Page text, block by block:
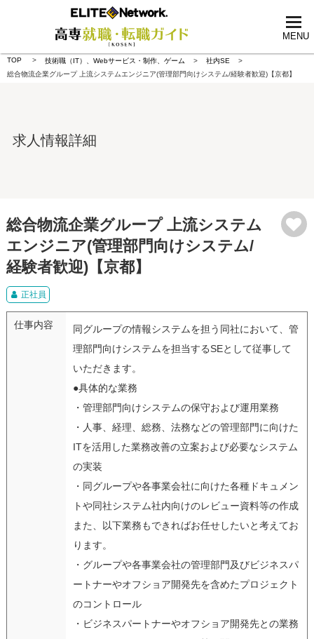
MENU
TOP 技術職（IT）、Webサービス・制作、ゲーム
社内SE
総合物流企業グループ 上流システムエンジニア(管理部門向けシステム/経験者歓迎)【京都】
求人情報詳細
総合物流企業グループ 上流システム
エンジニア(管理部門向けシステム/
経験者歓迎)【京都】
正社員
仕事内容
同グループの情報システムを担う同社において、管
理部門向けシステムを担当するSEとして従事して
いただきます。
●具体的な業務
・管理部門向けシステムの保守および運用業務
・人事、経理、総務、法務などの管理部門に向けた
ITを活用した業務改善の立案および必要なシステム
の実装
・同グループや各事業会社に向けた各種ドキュメン
トや同社システム社内向けのレビュー資料等の作成
また、以下業務もできればお任せしたいと考えてお
ります。
・グループや各事業会社の管理部門及びビジネスパ
ートナーやオフショア開発先を含めたプロジェクト
のコントロール
・ビジネスパートナーやオフショア開発先との業務